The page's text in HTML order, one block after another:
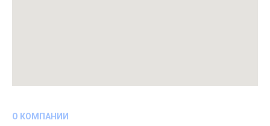
О КОМПАНИИ